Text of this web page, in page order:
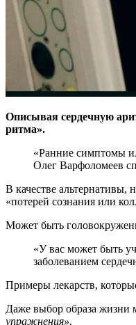
Описывая сердечную
ритма».
«Ранние симптомы или признаки того, что у вас может быть аритмия, могут включать ощущение, что ваше сердце пропустило или пропустило удар», — говорит врач-кардиолог
Олег Варфоломеев
В качестве альтернативы,
«потерей сознания или
Может быть
«У вас может быть учащенное сердцебиение, даже если ваше сердце здорово. Сердцебиение или аритмия могут быть вызваны аномальными электрическими путями сердца,
заболеванием
Примеры лекарств,
Даже выбор образа жизни
упражнения».